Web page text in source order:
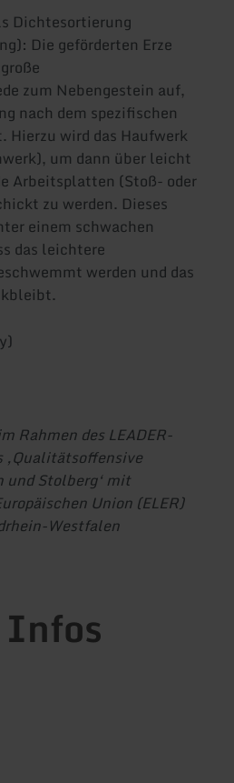
Dichtesortierung
Die geförderten Erze
zum Nebengestein auf,
nach dem spezifischen
Hierzu wird das Haufwerk
um dann über leicht
Arbeitsplatten (Stoß- oder
zu werden. Dieses
einem schwachen
das leichtere
werden und das
Rahmen des LEADER-
‚Qualitätsoffensive
und Stolberg‘ mit
Union (ELER)
Westfalen